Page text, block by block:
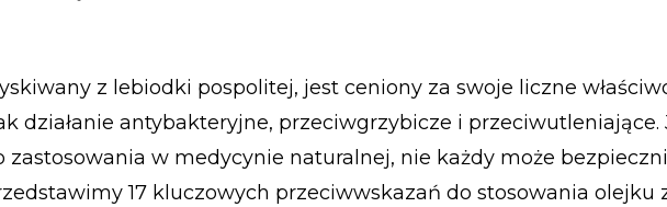
z lebiodki pospolitej, jest ceniony za swoje liczne
działanie antybakteryjne, przeciwgrzybicze i przeciwutleniające.
zastosowania w medycynie naturalnej, nie każdy może
17 kluczowych przeciwwskazań do stosowania olejku